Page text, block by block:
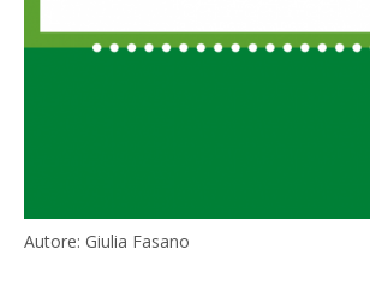
Autore: Giulia Fasano